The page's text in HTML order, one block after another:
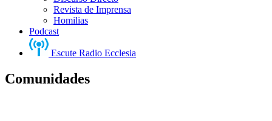
Revista de Imprensa
Homilias
Podcast
Escute Radio Ecclesia
Comunidades